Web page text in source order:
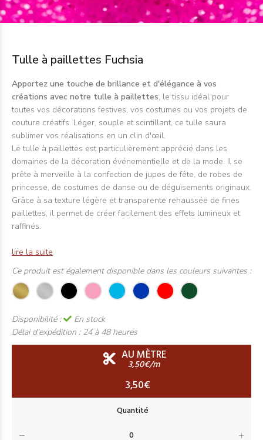
Tulle à paillettes Fuchsia
Apportez une touche de brillance et d'élégance à vos
créations avec notre tulle à paillettes, le tissu idéal pour
toutes vos décorations festives, vos costumes ou vos projets de
couture créatifs. Léger, souple et scintillant, ce tulle saura
sublimer vos réalisations en un clin d'œil.
Le tulle à paillettes est particulièrement apprécié dans les
domaines de la décoration événementielle et de la mode. Il se
prête à merveille à la confection de jupes de fête, de robes de
princesse, de costumes de danse ou de déguisements originaux.
Grâce à sa texture légère et transparente rehaussée de fines
paillettes, il permet de créer facilement des effets lumineux et
raffinés.
lire la suite
Ce produit est également disponible dans les couleurs suivantes :
Disponibilité :
En stock
Délai d'expédition : 24 à 48 heures
AU MÈTRE
3,50€/m
3,50€